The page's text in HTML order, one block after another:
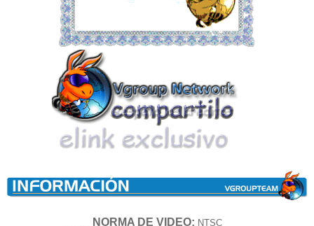
NORMA DE VIDEO: NTSC